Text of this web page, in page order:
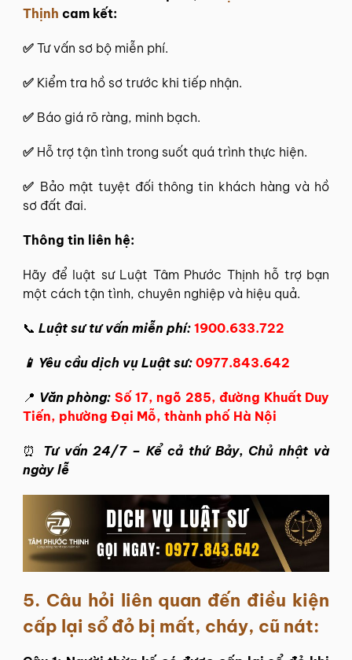
Thịnh cam kết:
✅ Tư vấn sơ bộ miễn phí.
✅ Kiểm tra hồ sơ trước khi tiếp nhận.
✅ Báo giá rõ ràng, minh bạch.
✅ Hỗ trợ tận tình trong suốt quá trình thực hiện.
✅ Bảo mật tuyệt đối thông tin khách hàng và hồ
sơ đất đai.
Thông tin liên hệ:
Hãy để luật sư Luật Tâm Phước Thịnh hỗ trợ bạn
một cách tận tình, chuyên nghiệp và hiệu quả.
📞 Luật sư tư vấn miễn phí: 1900.633.722
📱 Yêu cầu dịch vụ Luật sư: 0977.843.642
📍 Văn phòng: Số 17, ngõ 285, đường Khuất Duy
Tiến, phường Đại Mỗ, thành phố Hà Nội
⏰ Tư vấn 24/7 – Kể cả thứ Bảy, Chủ nhật và
ngày lễ
5. Câu hỏi liên quan đến điều kiện
cấp lại sổ đỏ bị mất, cháy, cũ nát: